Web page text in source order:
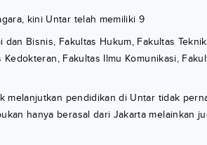
kini Untar telah memiliki 9
dan Bisnis, Fakultas Hukum, Fakultas
Fakultas Ilmu Komunikasi,
melanjutkan pendidikan di Untar tidak
hanya berasal dari Jakarta melainkan